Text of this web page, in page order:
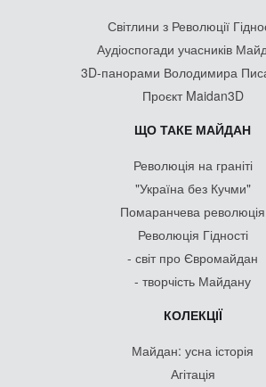
Світлини з Революції
Аудіоспогади учасників
3D-панорами Володимира
Проєкт Maidan3D
ЩО ТАКЕ МАЙДАН
Революція на граніті
"Україна без Кучми"
Помаранчева революція
Революція Гідності
- світ про Євромайдан
- творчість Майдану
КОЛЕКЦІЇ
Майдан: усна історія
Агітація